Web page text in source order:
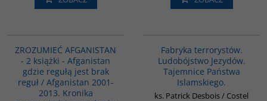
ZROZUMIEĆ AFGANISTAN
- 2 książki - Afganistan
gdzie regułą jest brak
reguł / Afganistan 2001-
2013. Kronika
Fabryka terrorystów.
Ludobójstwo Jezydów.
Tajemnice Państwa
Islamskiego.
ks. Patrick Desbois / Costel